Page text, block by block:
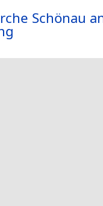
Schönau